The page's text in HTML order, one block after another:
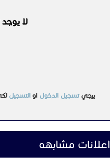
لا
يرجيتسجيل الدخول او التسجيل
اعلانات مشابهه